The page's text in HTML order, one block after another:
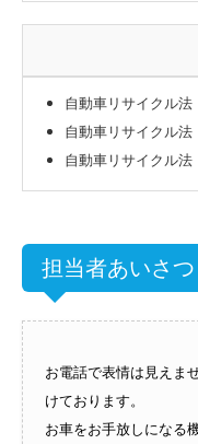
自動車リサイクル
自動車リサイクル
自動車リサイクル
担当者あいさつ
お電話で表情は見えま
けております。
お車をお手放しになる